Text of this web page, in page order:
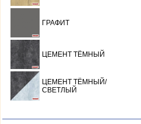
ГРАФИТ
ЦЕМЕНТ ТЁМНЫЙ
ЦЕМЕНТ ТЁМНЫЙ/
СВЕТЛЫЙ